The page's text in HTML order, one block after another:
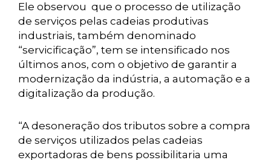
Ele observou que o processo de utilização
de serviços pelas cadeias produtivas
industriais, também denominado
“servicificação”, tem se intensificado nos
últimos anos, com o objetivo de garantir a
modernização da indústria, a automação e a
digitalização da produção.
“A desoneração dos tributos sobre a compra
de serviços utilizados pelas cadeias
exportadoras de bens possibilitaria uma